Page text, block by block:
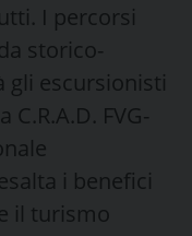
I percorsi
storico-
gli escursionisti
C.R.A.D. FVG-
i benefici
il turismo